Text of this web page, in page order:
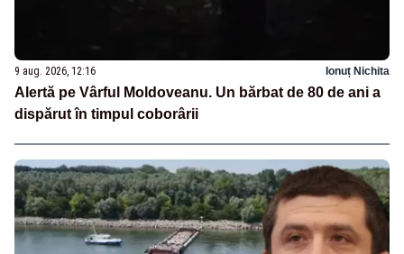
9 aug. 2026, 12:16 Ionuț Nichita
Alertă pe Vârful Moldoveanu. Un bărbat de 80 de ani a
dispărut în timpul coborârii